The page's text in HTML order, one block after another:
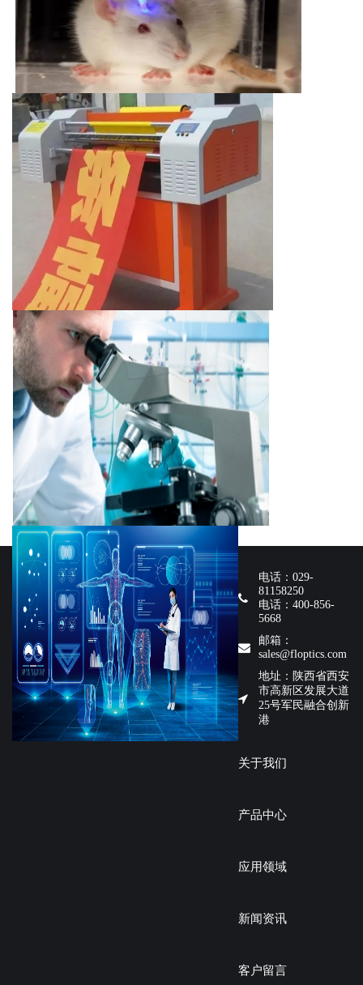
电话：029-
81158250
电话：400-856-
5668
邮箱：
sales@floptics.com
地址：陕西省西安
市高新区发展大道
25号军民融合创新
港
关于我们
产品中心
应用领域
新闻资讯
客户留言